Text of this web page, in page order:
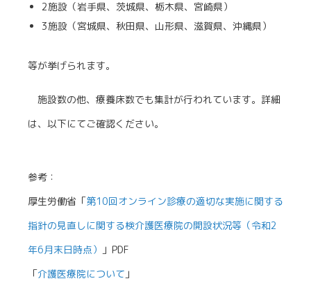
2施設（岩手県、茨城県、栃木県、宮崎県）
3施設（宮城県、秋田県、山形県、滋賀県、沖縄県）
等が挙げられます。
施設数の他、療養床数でも集計が行われています。詳細
は、以下にてご確認ください。
参考：
厚生労働省「第10回オンライン診療の適切な実施に関する
指針の見直しに関する検介護医療院の開設状況等（令和2
年6月末日時点）
」PDF
「介護医療院について 」